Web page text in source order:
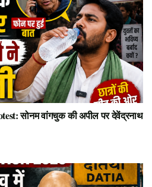
सोनम वांगचुक की अपील पर देवेंद्रनाथ